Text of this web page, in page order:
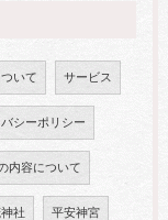
いて サービス
シーポリシー
内容について
神社 平安神宮